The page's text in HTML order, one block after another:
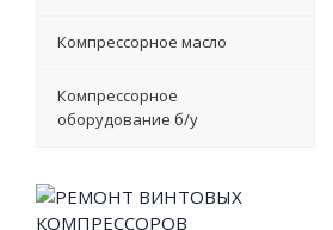
Компрессорное масло
Компрессорное
оборудование б/у